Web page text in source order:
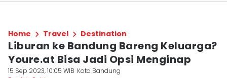
Home Travel Destination
Liburan ke Bandung Bareng Keluarga?
Youre.at Bisa Jadi Opsi Menginap
15 Sep 2023, 10:05 WIB Kota Bandung